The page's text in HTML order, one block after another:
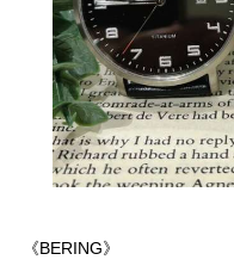
《BERING》